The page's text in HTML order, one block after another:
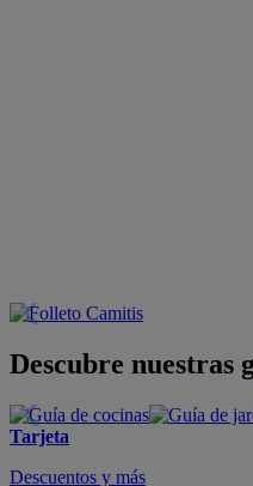
Descubre nuestras
Tarjeta
Descuentos y más